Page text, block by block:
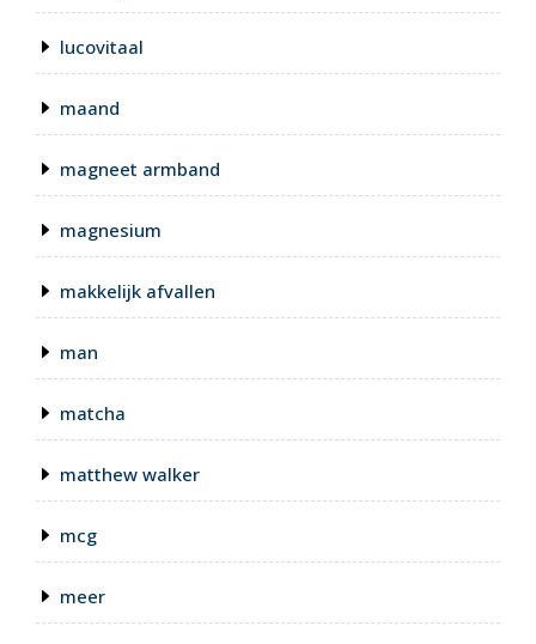
lucovitaal
maand
magneet armband
magnesium
makkelijk afvallen
man
matcha
matthew walker
mcg
meer